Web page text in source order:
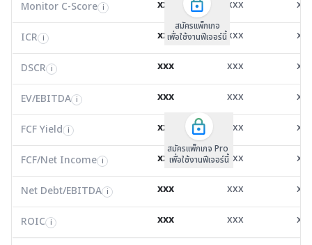
ICR i 6.45 1.87
DSCR
EV/EBITDA
16.19 989,097.00
FCF Yield i 19.75 0.00
FCF/Net Income
1.77 0.00
1.49 0.00
ROIC i 26.84 15.63
Valuation Metrics
Monitor C-Score i
ICR i
DSCR i
สมัครแพ็คเกจ B
เพื่อใช้งานฟีเจอร์นี้
FCF Yield i
FCF/Net Income
Net Debt/EBITDA
ROIC i
สมัครแพ็คเกจ B
เพื่อใช้งานฟีเจอร์นี้
Monitor C-Score i xxx xxx
ICR i xxx xxx
DSCR i xxx xxx
สมัครแพ็กเกจ
เพื่อใช้งานฟีเจอร์นี้
EV/EBITDA i xxx xxx
FCF Yield i xxx xxx
FCF/Net Income i xxx xxx
Net Debt/EBITDA i xxx xxx
ROIC i xxx xxx
สมัครแพ็กเกจ Pro
เพื่อใช้งานฟีเจอร์นี้